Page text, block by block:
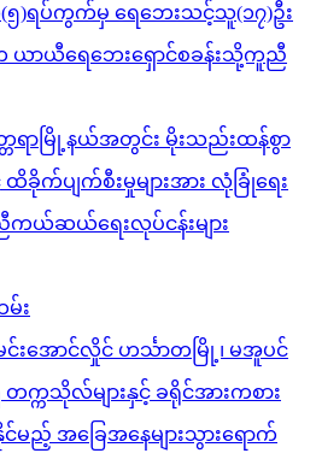
၅)ရပ်ကွက်မှ ရေဘေးသင့်သူ(၁၇)ဦး
ယာယီရေဘေးရှောင်စခန်းသို့ကူညီ
ရာမြို့နယ်အတွင်း မိုးသည်းထန်စွာ
ထိခိုက်ပျက်စီးမှုများအား လုံခြုံရေး
ယ်ဆယ်ရေးလုပ်ငန်းများ
း
င်းအောင်လှိုင် ဟင်္သာတမြို့၊ မအူပင်
က္ကသိုလ်များနှင့် ခရိုင်အားကစား
ည့် အခြေအနေများသွားရောက်